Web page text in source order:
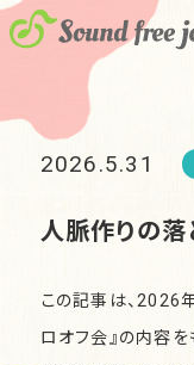
2026.5.31
人脈作りの落
この記事は、2026
ロオフ会』の内容を